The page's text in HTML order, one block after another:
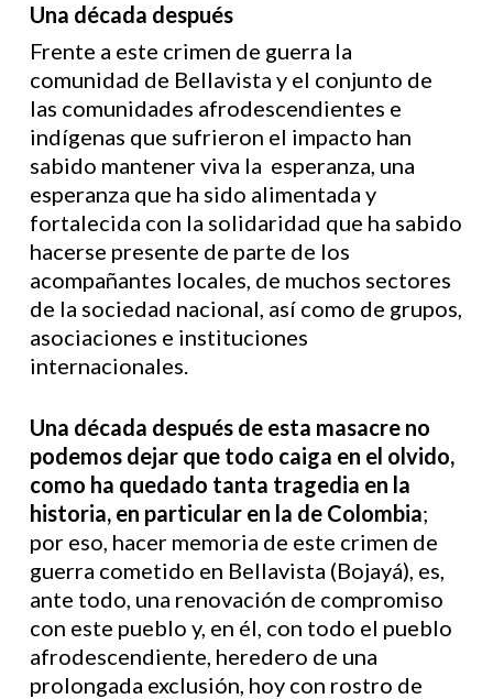
Una década después
Frente a este crimen de guerra la
comunidad de Bellavista y el conjunto de
las comunidades afrodescendientes e
indígenas que sufrieron el impacto han
sabido mantener viva la esperanza, una
esperanza que ha sido alimentada y
fortalecida con la solidaridad que ha sabido
hacerse presente de parte de los
acompañantes locales, de muchos sectores
de la sociedad nacional, así como de grupos,
asociaciones e instituciones
internacionales.
Una década después de esta masacre no
podemos dejar que todo caiga en el olvido,
como ha quedado tanta tragedia en la
historia, en particular en la de Colombia;
por eso, hacer memoria de este crimen de
guerra cometido en Bellavista (Bojayá), es,
ante todo, una renovación de compromiso
con este pueblo y, en él, con todo el pueblo
afrodescendiente, heredero de una
prolongada exclusión, hoy con rostro de